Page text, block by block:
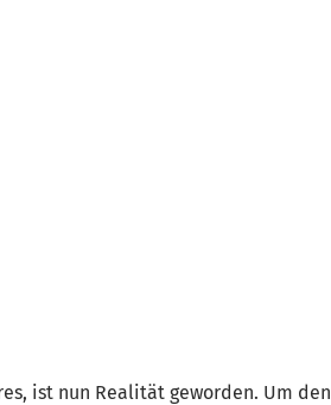
ist nun Realität geworden. Um den